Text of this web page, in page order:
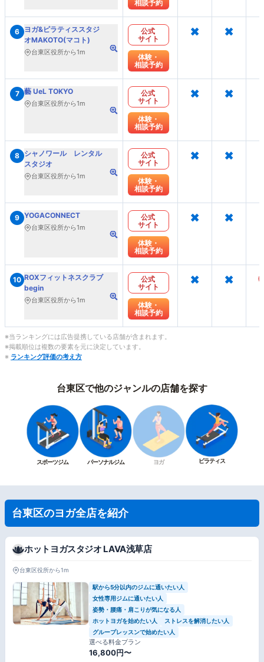
相談予約
6 ヨガ&ピラティススタジ
オMAKOTO(マコト)
台東区役所から1m
公式
サイト
体験・
相談予約
× ×
7 藝 UeL TOKYO
台東区役所から1m
公式
サイト
体験・
相談予約
× ×
8 シャノワール レンタル
スタジオ
台東区役所から1m
公式
サイト
体験・
相談予約
× ×
9 YOGACONNECT
台東区役所から1m
公式
サイト
体験・
相談予約
× ×
10 ROXフィットネスクラブ
begin
台東区役所から1m
公式
サイト
体験・
相談予約
× ×
※当ランキングには広告提携している店舗が含まれます。
※掲載順位は複数の要素を元に決定しています。
※ ランキング評価の考え方
台東区で他のジャンルの店舗を探す
スポーツジム パーソナルジム ヨガ ピラティス
台東区のヨガ全店を紹介
ホットヨガスタジオ LAVA浅草店
台東区役所から1m
駅から5分以内のジムに通いたい人
女性専用ジムに通いたい人
姿勢・腰痛・肩こりが気になる人
ホットヨガを始めたい人
ストレスを解消したい人
グループレッスンで始めたい人
選べる料金プラン
16,800円〜